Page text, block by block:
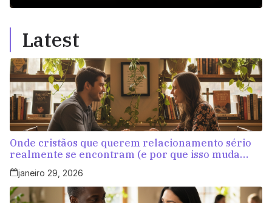
Latest
Onde cristãos que querem relacionamento sério
realmente se encontram (e por que isso muda
tudo)
janeiro 29, 2026